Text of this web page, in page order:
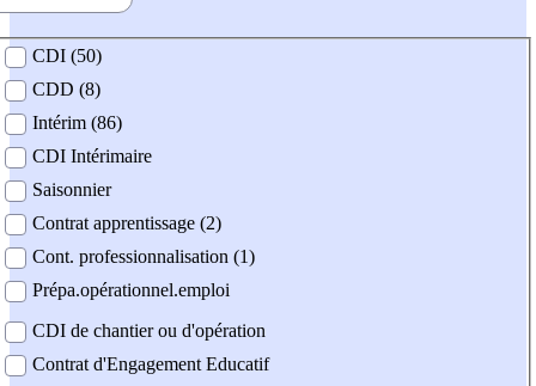
contrat
CDI (50)
CDD (8)
Intérim (86)
CDI Intérimaire
Saisonnier
Contrat apprentissage (2)
Cont. professionnalisation (1)
Prépa.opérationnel.emploi
CDI de chantier ou d'opération
Contrat d'Engagement Educatif